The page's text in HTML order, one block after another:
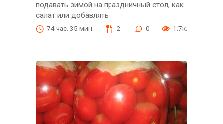
подавать зимой на праздничный стол, как
салат или добавлять
74 час. 35 мин. 2 0 1.7к.